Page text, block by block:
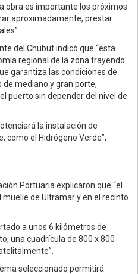
obra es importante los próximos
aproximadamente, prestar
del Chubut indicó que “esta
regional de la zona trayendo
garantiza las condiciones de
mediano y gran porte,
puerto sin depender del nivel de
la instalación de
como el Hidrógeno Verde”,
Portuaria explicaron que “el
de Ultramar y en el recinto
a unos 6 kilómetros de
una cuadrícula de 800 x 800
seleccionado permitirá